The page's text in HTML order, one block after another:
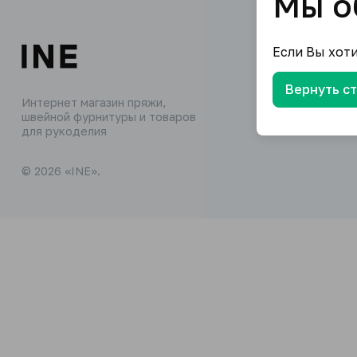
Интернет магазин пряжи,
швейной фурнитуры и товаров
для рукоделия
© 2026 «INE».
Если Вы
Вернуть